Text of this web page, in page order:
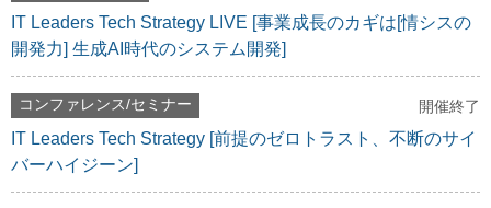
IT Leaders Tech Strategy LIVE [事業成長のカギは[情シスの
開発力] 生成AI時代のシステム開発]
コンファレンス/セミナー 開催終了
IT Leaders Tech Strategy [前提のゼロトラスト、不断のサイ
バーハイジーン]